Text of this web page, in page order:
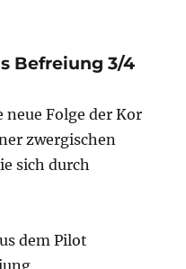
Befreiung 3/4
Folge der Kor
zwergischen
sich durch
dem Pilot